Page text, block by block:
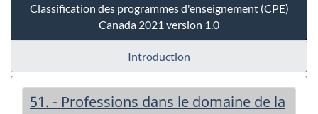
Classification des programmes d'enseignement (CPE)
Canada 2021 version 1.0
Introduction
51. - Professions dans le domaine de la